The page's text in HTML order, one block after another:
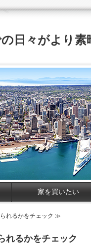
日々がより
家を買いたい
れるかをチェック ≫
れるかをチェック